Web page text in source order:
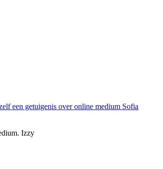
een getuigenis over online medium Sofia
Izzy